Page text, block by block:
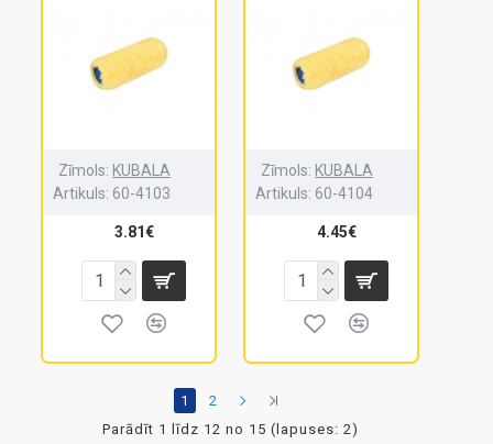
Zīmols: KUBALA
Artikuls: 60-4103
3.81€
Zīmols: KUBALA
Artikuls: 60-4104
4.45€
1
2
Parādīt 1 līdz 12 no 15 (lapuses: 2)